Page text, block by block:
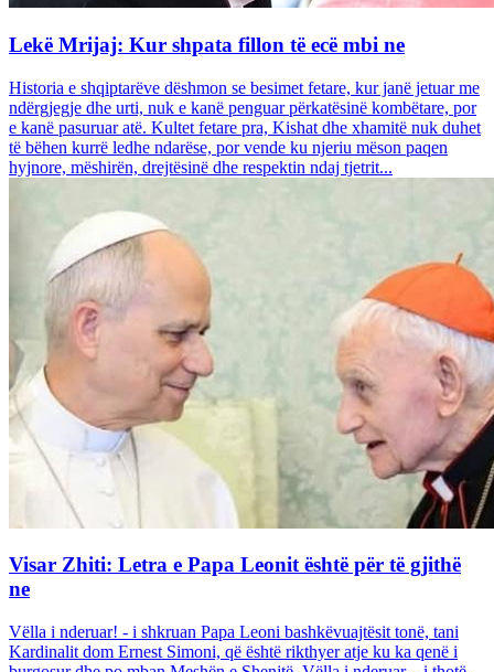
Lekë Mrijaj: Kur shpata fillon të ecë mbi ne
Historia e shqiptarëve dëshmon se besimet fetare, kur janë jetuar me
ndërgjegje dhe urti, nuk e kanë penguar përkatësinë kombëtare, por
e kanë pasuruar atë. Kultet fetare pra, Kishat dhe xhamitë nuk duhet
të bëhen kurrë ledhe ndarëse, por vende ku njeriu mëson paqen
hyjnore, mëshirën, drejtësinë dhe respektin ndaj tjetrit...
Visar Zhiti: Letra e Papa Leonit është për të gjithë
ne
Vëlla i nderuar! - i shkruan Papa Leoni bashkëvuajtësit tonë, tani
Kardinalit dom Ernest Simoni, që është rikthyer atje ku ka qenë i